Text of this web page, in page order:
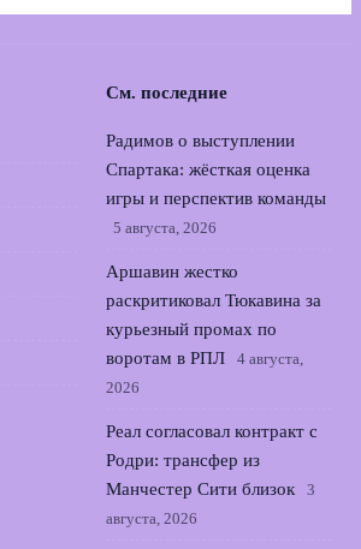
См. последние
Радимов о выступлении
Спартака: жёсткая оценка
игры и перспектив команды
5 августа, 2026
Аршавин жестко
раскритиковал Тюкавина за
курьезный промах по
воротам в РПЛ
4 августа,
2026
Реал согласовал контракт с
Родри: трансфер из
Манчестер Сити близок
3
августа, 2026